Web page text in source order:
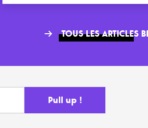
TOUS LES ARTICLES